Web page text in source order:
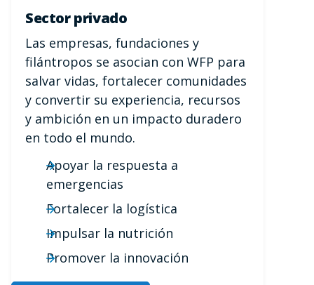
Sector privado
Las empresas, fundaciones y
filántropos se asocian con WFP para
salvar vidas, fortalecer comunidades
y convertir su experiencia, recursos
y ambición en un impacto duradero
en todo el mundo.
Apoyar la respuesta a
emergencias
Fortalecer la logística
Impulsar la nutrición
Promover la innovación